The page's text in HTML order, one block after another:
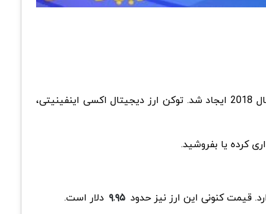
(AXS) یک بازی مبتنی بر NFT است که بر روی بلاک چین اتریوم ایجاد شده است. این ارز دیجیتال در سال 2018 ایجاد شد. توکن ارز دیجیتال اکسی اینفینیتی،
۹.۹۵ دلار است.